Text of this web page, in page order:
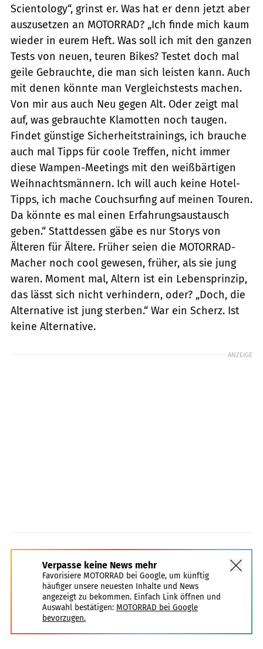
Scientology“, grinst er. Was hat er denn jetzt aber
auszusetzen an MOTORRAD? „Ich finde mich kaum
wieder in eurem Heft. Was soll ich mit den ganzen
Tests von neuen, teuren Bikes? Testet doch mal
geile Gebrauchte, die man sich leisten kann. Auch
mit denen könnte man Vergleichstests machen.
Von mir aus auch Neu gegen Alt. Oder zeigt mal
auf, was gebrauchte Klamotten noch taugen.
Findet günstige Sicherheitstrainings, ich brauche
auch mal Tipps für coole Treffen, nicht immer
diese Wampen-Meetings mit den weißbärtigen
Weihnachtsmännern. Ich will auch keine Hotel-
Tipps, ich mache Couchsurfing auf meinen Touren.
Da könnte es mal einen Erfahrungsaustausch
geben.“ Stattdessen gäbe es nur Storys von
Älteren für Ältere. Früher seien die MOTORRAD-
Macher noch cool gewesen, früher, als sie jung
waren. Moment mal, Altern ist ein Lebensprinzip,
das lässt sich nicht verhindern, oder? „Doch, die
Alternative ist jung sterben.“ War ein Scherz. Ist
keine Alternative.
ANZEIGE
Verpasse keine News mehr
Favorisiere MOTORRAD bei Google, um künftig
häufiger unsere neuesten Inhalte und News
angezeigt zu bekommen. Einfach Link öffnen und
Auswahl bestätigen: MOTORRAD bei Google
bevorzugen.